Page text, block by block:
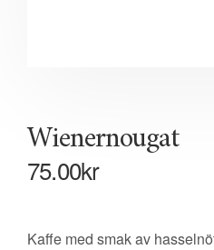
Wienernougat
75.00kr
Kaffe med smak av